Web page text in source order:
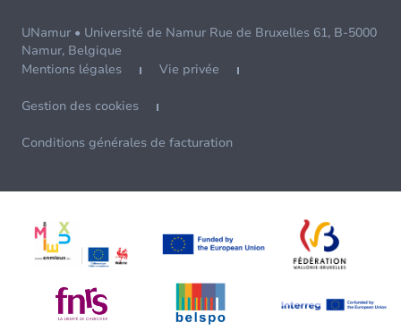
UNamur • Université de Namur Rue de Bruxelles 61, B-5000
Namur, Belgique
Mentions légales
Vie privée
Gestion des cookies
Conditions générales de facturation